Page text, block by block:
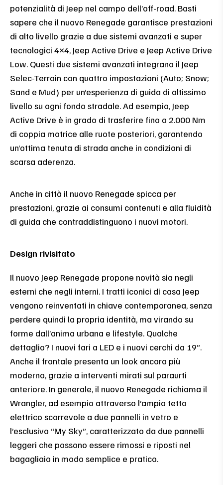
potenzialità di Jeep nel campo dell’off-road. Basti
sapere che il nuovo Renegade garantisce prestazioni
di alto livello grazie a due sistemi avanzati e super
tecnologici 4×4, Jeep Active Drive e Jeep Active Drive
Low. Questi due sistemi avanzati integrano il Jeep
Selec-Terrain con quattro impostazioni (Auto; Snow;
Sand e Mud) per un’esperienza di guida di altissimo
livello su ogni fondo stradale. Ad esempio, Jeep
Active Drive è in grado di trasferire fino a 2.000 Nm
di coppia motrice alle ruote posteriori, garantendo
un’ottima tenuta di strada anche in condizioni di
scarsa aderenza.
Anche in città il nuovo Renegade spicca per
prestazioni, grazie ai consumi contenuti e alla fluidità
di guida che contraddistinguono i nuovi motori.
Design rivisitato
Il nuovo Jeep Renegade propone novità sia negli
esterni che negli interni. I tratti iconici di casa Jeep
vengono reinventati in chiave contemporanea, senza
perdere quindi la propria identità, ma virando su
forme dall’anima urbana e lifestyle. Qualche
dettaglio? I nuovi fari a LED e i nuovi cerchi da 19”.
Anche il frontale presenta un look ancora più
moderno, grazie a interventi mirati sul paraurti
anteriore. In generale, il nuovo Renegade richiama il
Wrangler, ad esempio attraverso l’ampio tetto
elettrico scorrevole a due pannelli in vetro e
l’esclusivo “My Sky”, caratterizzato da due pannelli
leggeri che possono essere rimossi e riposti nel
bagagliaio in modo semplice e pratico.